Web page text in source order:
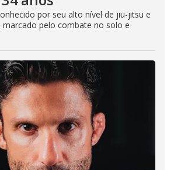
por seu alto nível de jiu-jitsu e
pelo combate no solo e